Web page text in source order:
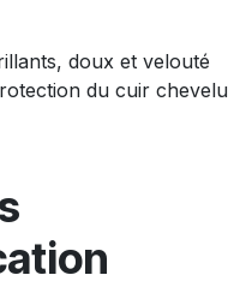
doux et velouté
du cuir chevelu